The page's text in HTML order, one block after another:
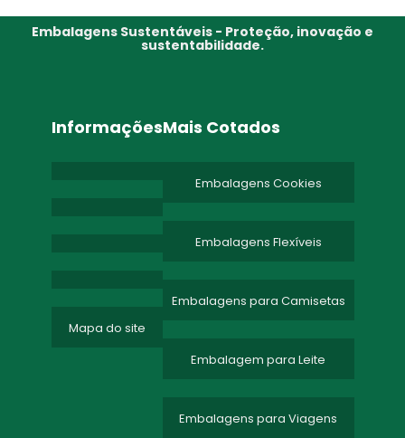
Embalagens Sustentáveis - Proteção, inovação e
sustentabilidade.
Informações
Mapa do site
Mais Cotados
Embalagens Cookies
Embalagens Flexíveis
Embalagens para Camisetas
Embalagem para Leite
Embalagens para Viagens